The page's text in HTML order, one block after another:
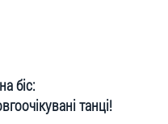
біс:
танці!